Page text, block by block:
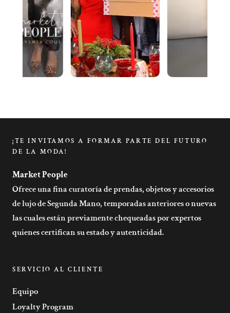
¡TE INVITAMOS A FORMAR PARTE DEL FUTURO
DE LA MODA!
Market People
Ofrece una fina curatoría de prendas, objetos y accesorios
de lujo de Segunda Mano, temporadas anteriores o nuevas
las cuales están previamente chequeadas por expertos
quienes certifican su estado y autenticidad.
SERVICIO AL CLIENTE
Equipo
Loyalty Program